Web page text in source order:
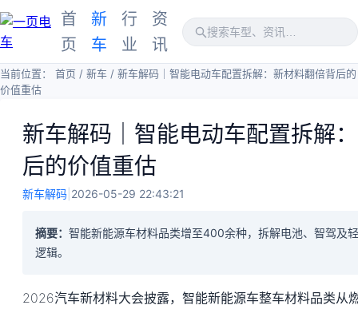
首
页
新
车
行
业
资
讯
当前位置： 首页 / 新车 / 新车解码｜智能电动车配置拆解：新材料翻倍背后的
价值重估
新车解码｜智能电动车配置拆解
后的价值重估
新车解码 2026-05-29 22:43:21
摘要： 智能新能源车材料品类增至400余种，拆解电池、智驾及
逻辑。
2026汽车新材料大会披露，智能新能源车整车材料品类从